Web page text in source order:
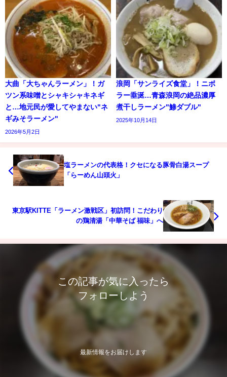
大曲「大ちゃんラーメン」！ガ
ツン系味噌とシャキシャキネギ
と…地元民が愛してやまない"ネ
ギみそラーメン"
2026年5月2日
浪岡「サンライズ食堂」！ニボ
ラー垂涎…青森浪岡の絶品濃厚
煮干しラーメン"鯵ダブル"
2025年10月14日
塩ラーメンの代表格！クセになる豚骨白湯スープ
「らーめん山頭火」
東京駅KITTE「ラーメン激戦区」初訪問！こだわり
の鶏清湯「中華そば 福味」へ
この記事が気に入ったら
フォローしよう
最新情報をお届けします